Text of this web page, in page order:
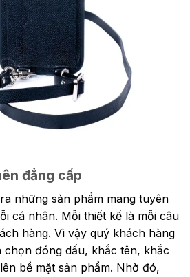
đẳng cấp
những sản phẩm mang tuyên
cá nhân. Mỗi thiết kế là mỗi câu
hàng. Vì vậy quý khách hàng
chọn đóng dấu, khắc tên, khắc
bề mặt sản phẩm. Nhờ đó,